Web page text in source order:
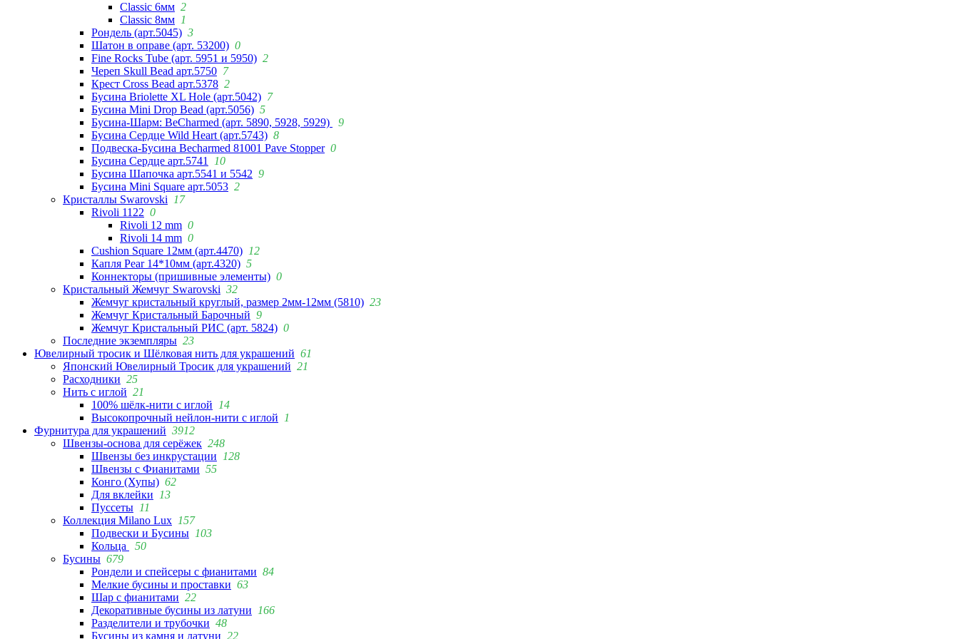
Classic 6мм 2
Classic 8мм 1
Рондель (арт.5045) 3
Шатон в оправе (арт. 53200) 0
Fine Rocks Tube (арт. 5951 и 5950) 2
Череп Skull Bead арт.5750 7
Крест Cross Bead арт.5378 2
Бусина Briolette XL Hole (арт.5042) 7
Бусина Mini Drop Bead (арт.5056) 5
Бусина-Шарм: BeCharmed (арт. 5890, 5928, 5929)
9
Бусина Сердце Wild Heart (арт.5743) 8
Подвеска-Бусина Becharmed 81001 Pave Stopper 0
Бусина Сердце арт.5741
10
Бусина Шапочка арт.5541 и 5542 9
Бусина Mini Square арт.5053 2
Кристаллы Swarovski
17
Rivoli 1122 0
Rivoli 12 mm 0
Rivoli 14 mm 0
Cushion Square 12мм (арт.4470) 12
Капля Pear 14*10мм (арт.4320) 5
Коннекторы (пришивные элементы) 0
Кристальный Жемчуг Swarovski 32
Жемчуг кристальный круглый, размер 2мм-12мм (5810) 23
Жемчуг Кристальный Барочный 9
Жемчуг Кристальный РИС (арт. 5824) 0
Последние экземпляры 23
Ювелирный тросик и Шёлковая нить для украшений 61
Японский Ювелирный Тросик для украшений 21
Расходники 25
Нить с иглой 21
100% шёлк-нити с иглой
14
Высокопрочный нейлон-нити с иглой
1
Фурнитура для украшений 3912
Швензы-основа для серёжек 248
Швензы без инкрустации
128
Швензы с Фианитами 55
Конго (Хупы) 62
Для вклейки
13
Пуссеты 11
Коллекция Milano Lux 157
Подвески и Бусины 103
Кольца
50
Бусины 679
Рондели и спейсеры с фианитами 84
Мелкие бусины и проставки 63
Шар с фианитами 22
Декоративные бусины из латуни
166
Разделители и трубочки 48
Бусины из камня и латуни 22